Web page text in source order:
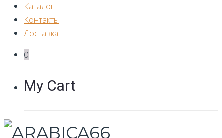
Каталог
Контакты
Доставка
0
My Cart